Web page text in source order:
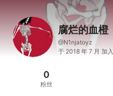
腐烂的血橙
@N1njatoyz
于 2018 年 7 月 加入
0
粉丝